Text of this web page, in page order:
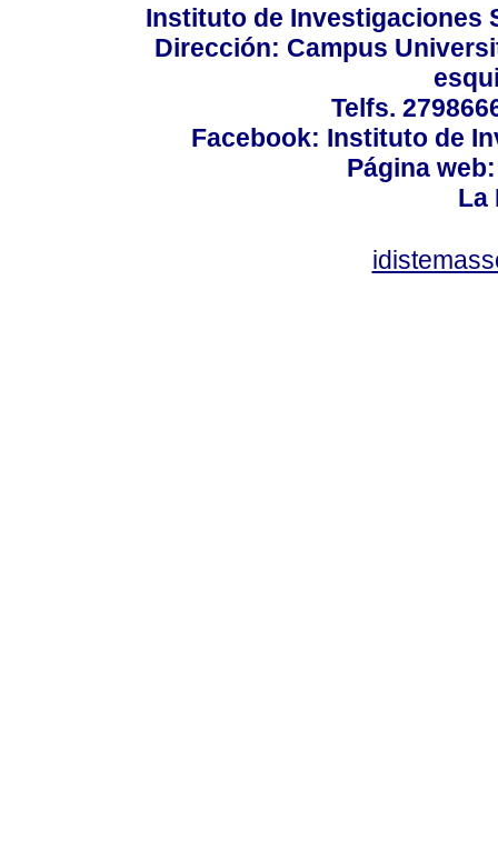
Instituto de Investigaciones
Dirección: Campus
Telfs.
Facebook: Instituto de
Página
La